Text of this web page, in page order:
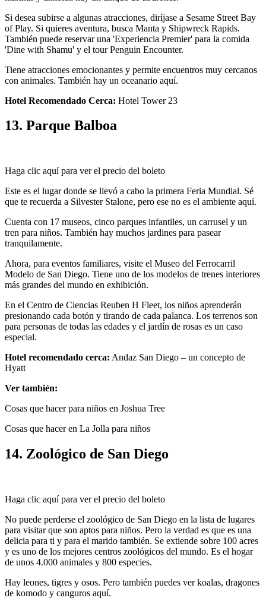
Si desea subirse a algunas atracciones, diríjase a Sesame Street Bay
of Play. Si quieres aventura, busca Manta y Shipwreck Rapids.
También puede reservar una 'Experiencia Premier' para la comida
'Dine with Shamu' y el tour Penguin Encounter.
Tiene atracciones emocionantes y permite encuentros muy cercanos
con animales. También hay un oceanario aquí.
Hotel Recomendado Cerca: Hotel Tower 23
13. Parque Balboa
Haga clic aquí para ver el precio del boleto
Este es el lugar donde se llevó a cabo la primera Feria Mundial. Sé
que te recuerda a Silvester Stalone, pero ese no es el ambiente aquí.
Cuenta con 17 museos, cinco parques infantiles, un carrusel y un
tren para niños. También hay muchos jardines para pasear
tranquilamente.
Ahora, para eventos familiares, visite el Museo del Ferrocarril
Modelo de San Diego. Tiene uno de los modelos de trenes interiores
más grandes del mundo en exhibición.
En el Centro de Ciencias Reuben H Fleet, los niños aprenderán
presionando cada botón y tirando de cada palanca. Los terrenos son
para personas de todas las edades y el jardín de rosas es un caso
especial.
Hotel recomendado cerca: Andaz San Diego – un concepto de
Hyatt
Ver también:
Cosas que hacer para niños en Joshua Tree
Cosas que hacer en La Jolla para niños
14. Zoológico de San Diego
Haga clic aquí para ver el precio del boleto
No puede perderse el zoológico de San Diego en la lista de lugares
para visitar que son aptos para niños. Pero la verdad es que es una
delicia para ti y para el marido también. Se extiende sobre 100 acres
y es uno de los mejores centros zoológicos del mundo. Es el hogar
de unos 4.000 animales y 800 especies.
Hay leones, tigres y osos. Pero también puedes ver koalas, dragones
de komodo y canguros aquí.